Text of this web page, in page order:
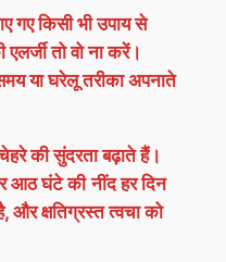
गए किसी भी उपाय से
तो वो ना करें।
या घरेलू तरीका अपनाते
की सुंदरता बढ़ाते हैं।
आठ घंटे की नींद हर दिन
और क्षतिग्रस्तत्वचाको